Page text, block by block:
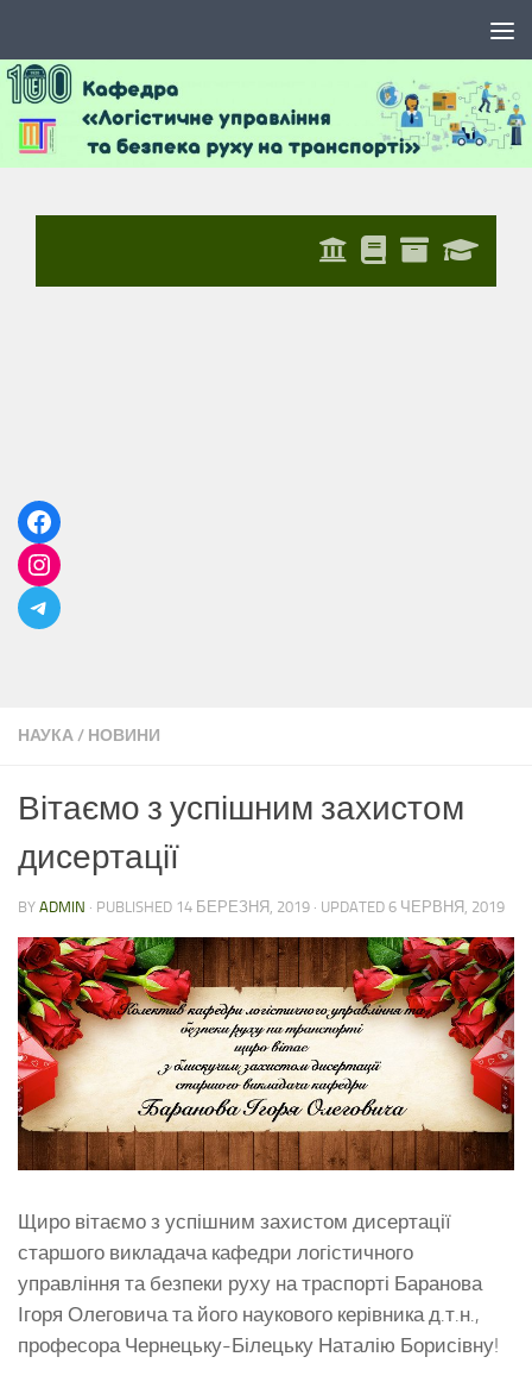
НАУКА/ НОВИНИ
Вітаємо з успішним захистом
дисертації
BY ADMIN · PUBLISHED 14 БЕРЕЗНЯ, 2019 · UPDATED 6 ЧЕРВНЯ, 2019
Щиро вітаємо з успішним захистом дисертації
старшого викладача кафедри логістичного
управління та безпеки руху на траспорті Баранова
Ігоря Олеговича та його наукового керівника д.т.н.,
професора Чернецьку-Білецьку Наталію Борисівну!